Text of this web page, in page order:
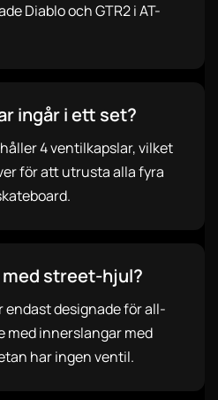
Diablo och GTR2 i AT-
ingår i ett set?
4 ventilkapslar, vilket
för att utrusta alla fyra
street-hjul?
endast designade för all-
innerslangar med
har ingen ventil.